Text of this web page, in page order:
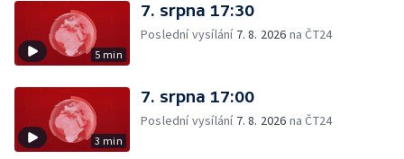
5 min
7. srpna 17:30
Poslední vysílání 7. 8. 2026 na ČT24
3 min
7. srpna 17:00
Poslední vysílání 7. 8. 2026 na ČT24